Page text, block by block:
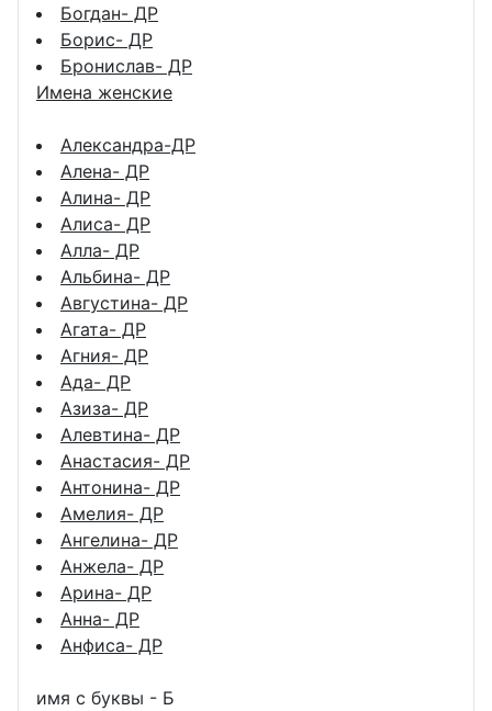
Богдан- ДР
Борис- ДР
Бронислав- ДР
Имена женские
Александра-ДР
Алена- ДР
Алина- ДР
Алиса- ДР
Алла- ДР
Альбина- ДР
Августина- ДР
Агата- ДР
Агния- ДР
Ада- ДР
Азиза- ДР
Алевтина- ДР
Анастасия- ДР
Антонина- ДР
Амелия- ДР
Ангелина- ДР
Анжела- ДР
Арина- ДР
Анна- ДР
Анфиса- ДР
имя с буквы - Б